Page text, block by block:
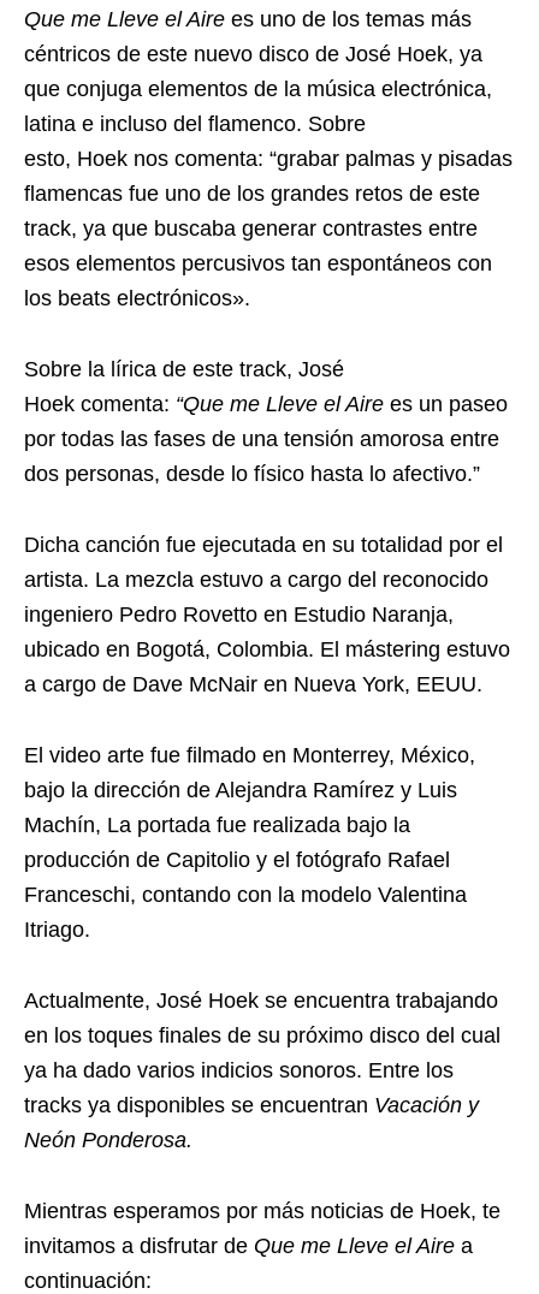
Que me Lleve el Aire es uno de los temas más
céntricos de este nuevo disco de José Hoek, ya
que conjuga elementos de la música electrónica,
latina e incluso del flamenco. Sobre
esto, Hoek nos comenta: “grabar palmas y pisadas
flamencas fue uno de los grandes retos de este
track, ya que buscaba generar contrastes entre
esos elementos percusivos tan espontáneos con
los beats electrónicos».
Sobre la lírica de este track, José
Hoek comenta: “Que me Lleve el Aire es un paseo
por todas las fases de una tensión amorosa entre
dos personas, desde lo físico hasta lo afectivo.”
Dicha canción fue ejecutada en su totalidad por el
artista. La mezcla estuvo a cargo del reconocido
ingeniero Pedro Rovetto en Estudio Naranja,
ubicado en Bogotá, Colombia. El mástering estuvo
a cargo de Dave McNair en Nueva York, EEUU.
El video arte fue filmado en Monterrey, México,
bajo la dirección de Alejandra Ramírez y Luis
Machín, La portada fue realizada bajo la
producción de Capitolio y el fotógrafo Rafael
Franceschi, contando con la modelo Valentina
Itriago.
Actualmente, José Hoek se encuentra trabajando
en los toques finales de su próximo disco del cual
ya ha dado varios indicios sonoros. Entre los
tracks ya disponibles se encuentran Vacación y
Neón Ponderosa.
Mientras esperamos por más noticias de Hoek, te
invitamos a disfrutar de Que me Lleve el Aire a
continuación: